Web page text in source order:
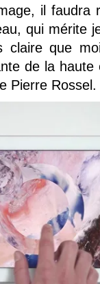
il faudra
qui mérite
claire que
de la haute
Pierre Rossel.